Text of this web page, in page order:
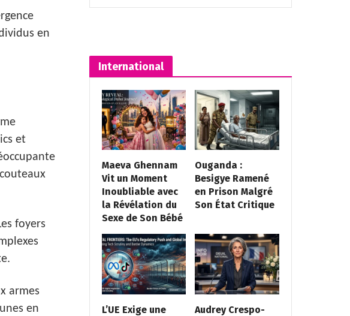
en
et
foyers
armes
en
International
Maeva Ghennam
Vit un Moment
Inoubliable avec
la Révélation du
Sexe de Son Bébé
Ouganda :
Besigye Ramené
en Prison Malgré
Son État Critique
L’UE Exige une
Audrey Crespo-